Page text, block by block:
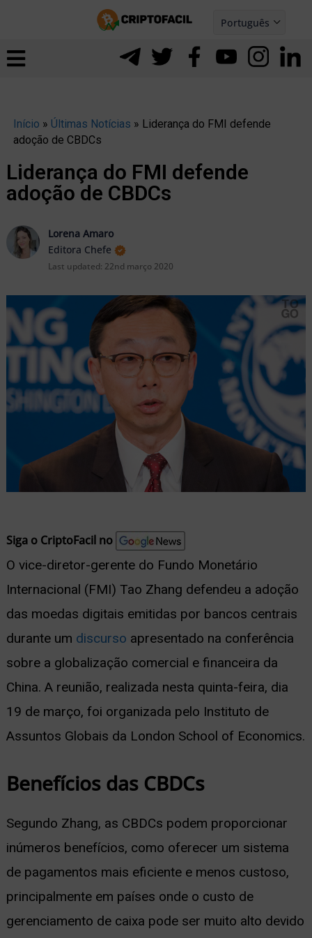
Português
Español
Início » Últimas Notícias » Liderança do FMI defende
adoção de CBDCs
Liderança do FMI defende
adoção de CBDCs
Lorena Amaro
Editora Chefe
Last updated: 22nd março 2020
Siga o CriptoFacil no
O vice-diretor-gerente do Fundo Monetário
Internacional (FMI) Tao Zhang defendeu a adoção
das moedas digitais emitidas por bancos centrais
durante um discurso apresentado na conferência
sobre a globalização comercial e financeira da
China. A reunião, realizada nesta quinta-feira, dia
19 de março, foi organizada pelo Instituto de
Assuntos Globais da London School of Economics.
Benefícios das CBDCs
Segundo Zhang, as CBDCs podem proporcionar
inúmeros benefícios, como oferecer um sistema
de pagamentos mais eficiente e menos custoso,
principalmente em países onde o custo de
gerenciamento de caixa pode ser muito alto devido